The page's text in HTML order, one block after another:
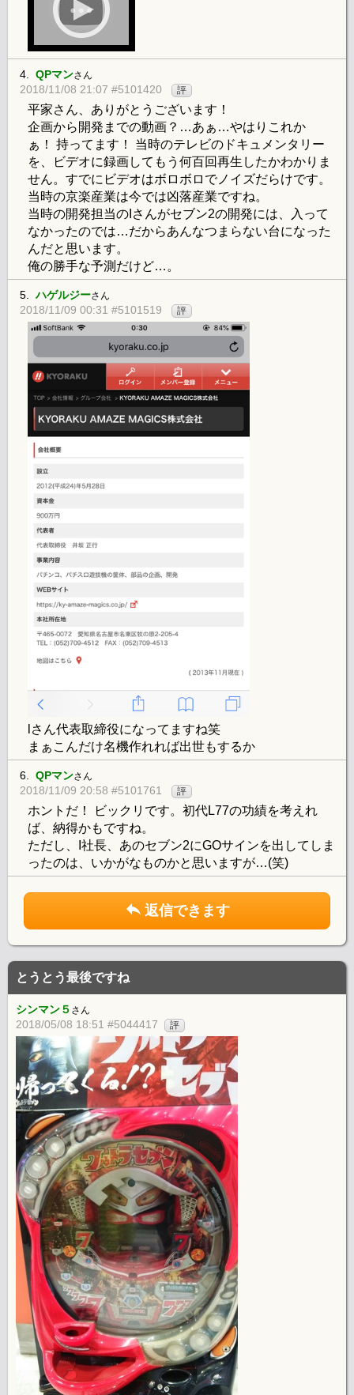
4. QPマンさん
2018/11/08 21:07 #5101420 評
平家さん、ありがとうございます！
企画から開発までの動画？…あぁ…やはりこれか
ぁ！ 持ってます！ 当時のテレビのドキュメンタリー
を、ビデオに録画してもう何百回再生したかわかりま
せん。すでにビデオはボロボロでノイズだらけです。
当時の京楽産業は今では凶落産業ですね。
当時の開発担当のIさんがセブン2の開発には、入って
なかったのでは…だからあんなつまらない台になった
んだと思います。
俺の勝手な予測だけど…。
5.ハゲルジーさん
2018/11/09 00:31 #5101519 評
lさん代表取締役になってますね笑
まぁこんだけ名機作れれば出世もするか
6. QPマンさん
2018/11/09 20:58 #5101761 評
ホントだ！ ビックリです。初代L77の功績を考えれ
ば、納得かもですね。
ただし、I社長、あのセブン2にGOサインを出してしま
ったのは、いかがなものかと思いますが…(笑)
返信できます
とうとう最後ですね
シンマン５ さん
2018/05/08 18:51 #5044417 評